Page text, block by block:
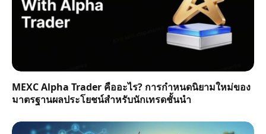
MEXC Alpha Trader คืออะไร? การกำหนดนิยามใหม่ของ
มาตรฐานผลประโยชน์สำหรับนักเทรดชั้นนำ